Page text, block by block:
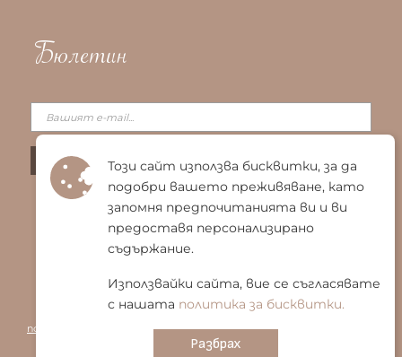
Бюлетин
Общи условия
поверителност
Политика за бисквитки |
Този сайт използва бисквитки, за да
подобри вашето преживяване, като
запомня предпочитанията ви и ви
предоставя персонализирано
съдържание.
Използвайки сайта, вие се съгласявате
с нашата политика за бисквитки.
Разбрах